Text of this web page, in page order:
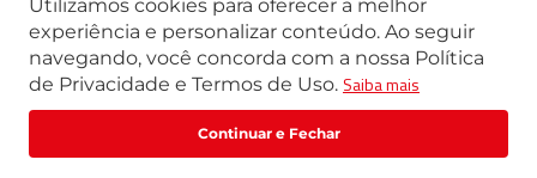
137,38
ou
Especificação Técnica
Utilizamos cookies para oferecer a melhor
experiência e personalizar conteúdo. Ao seguir
navegando, você concorda com a nossa Política
de Privacidade e Termos de Uso. Saiba mais